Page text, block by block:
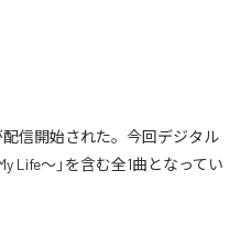
配信開始された。今回デジタル
Life～」を含む全1曲となってい